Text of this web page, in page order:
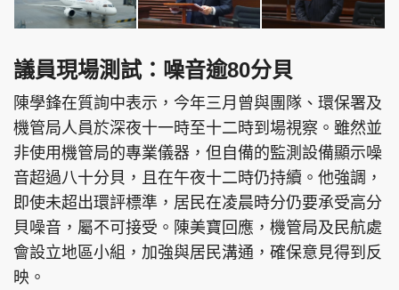
議員現場測試：噪音逾80分貝
陳學鋒在質詢中表示，今年三月曾與團隊、環保署及
機管局人員於深夜十一時至十二時到場視察。雖然並
非使用機管局的專業儀器，但自備的監測設備顯示噪
音超過八十分貝，且在午夜十二時仍持續。他強調，
即使未超出環評標準，居民在凌晨時分仍要承受高分
貝噪音，屬不可接受。陳美寶回應，機管局及民航處
會設立地區小組，加強與居民溝通，確保意見得到反
映。